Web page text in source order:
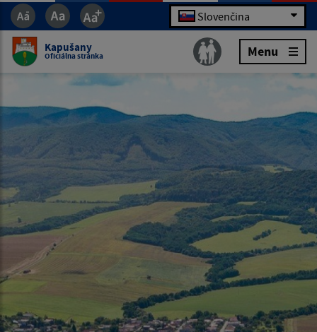
Slovenčina
Kapušany
Oficiálna stránka Menu